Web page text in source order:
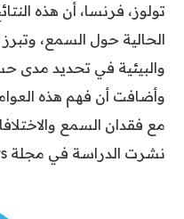
تولوز، فرنسا، أن هذه
الحالية حول السمع، وتبرز
والبيئية في تحديد مدى
وأضافت أن فهم هذه
مع فقدان السمع
نشرت الدراسة في مجلة Scientific Reports.